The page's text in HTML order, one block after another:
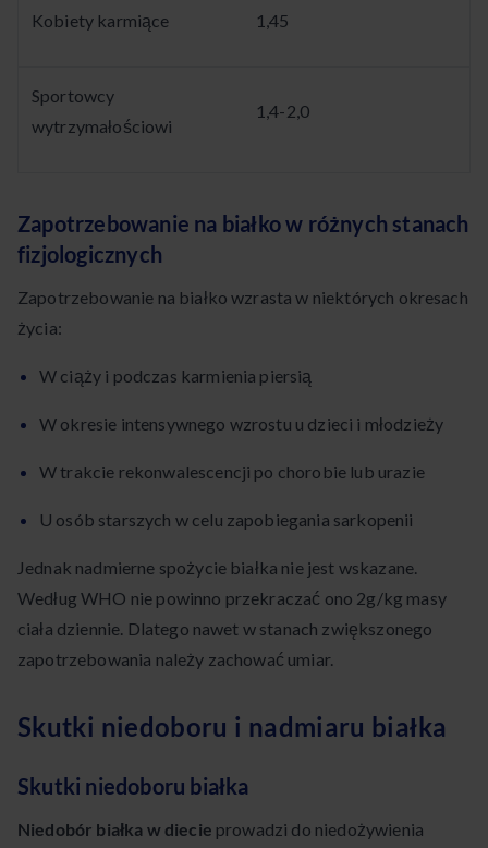
Kobiety karmiące 1,45
Sportowcy
wytrzymałościowi
1,4-2,0
Zapotrzebowanie na białko w różnych stanach
fizjologicznych
Zapotrzebowanie na białko wzrasta w niektórych okresach
życia:
W ciąży i podczas karmienia piersią
W okresie intensywnego wzrostu u dzieci i młodzieży
W trakcie rekonwalescencji po chorobie lub urazie
U osób starszych w celu zapobiegania sarkopenii
Jednak nadmierne spożycie białka nie jest wskazane.
Według WHO nie powinno przekraczać ono 2g/kg masy
ciała dziennie. Dlatego nawet w stanach zwiększonego
zapotrzebowania należy zachować umiar.
Skutki niedoboru i nadmiaru białka
Skutki niedoboru białka
Niedobór białka w diecie prowadzi do niedożywienia